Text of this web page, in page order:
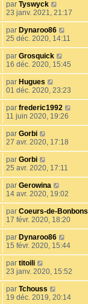
par Tyswyck
23 janv. 2021, 21:17
par Dynaroo86
25 déc. 2020, 14:11
par Grosquick
16 déc. 2020, 15:45
par Hugues
01 déc. 2020, 23:23
par frederic1992
11 juin 2020, 19:26
par Gorbi
27 avr. 2020, 17:18
par Gorbi
25 avr. 2020, 17:11
par Gerowina
14 avr. 2020, 19:02
par Coeurs-de-Bonbons
17 févr. 2020, 18:20
par Dynaroo86
15 févr. 2020, 15:44
par titoili
23 janv. 2020, 15:52
par Tchouss
19 déc. 2019, 20:14